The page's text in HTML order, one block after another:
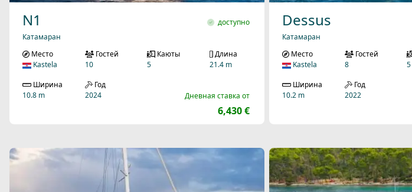
N1
Катамаран
доступно
Дневная ставка от
6,430 €
Место
Kastela
Гостей
10
Каюты
5
Длина
21.4 m
Ширина
10.8 m
Год
2024
Dessus
Катамаран
Место
Kastela
Гостей
8
5
Ширина
10.2 m
Год
2022